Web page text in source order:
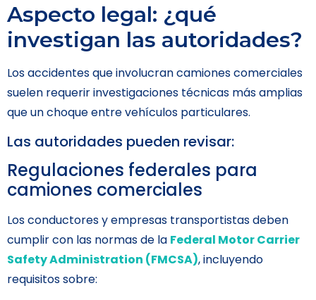
Aspecto legal: ¿qué
investigan las autoridades?
Los accidentes que involucran camiones comerciales
suelen requerir investigaciones técnicas más amplias
que un choque entre vehículos particulares.
Las autoridades pueden revisar:
Regulaciones federales para
camiones comerciales
Los conductores y empresas transportistas deben
cumplir con las normas de la Federal Motor Carrier
Safety Administration (FMCSA), incluyendo
requisitos sobre: